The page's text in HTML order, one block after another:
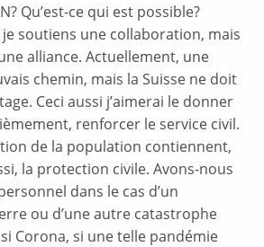
Qu’est-ce qui est possible?
soutiens une collaboration, mais
alliance. Actuellement, une
chemin, mais la Suisse ne doit
Ceci aussi j’aimerai le donner
renforcer le service civil.
de la population contiennent,
la protection civile. Avons-nous
dans le cas d’un
ou d’une autre catastrophe
Corona, si une telle pandémie